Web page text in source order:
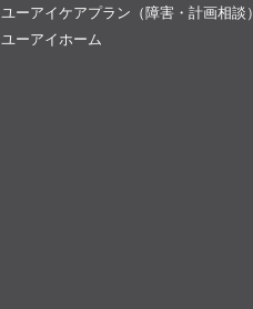
ユーアイケアプラン（障害・計画相談）
ユーアイホーム